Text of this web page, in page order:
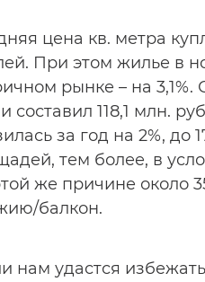
цена кв. метра
При этом жилье в
рынке – на
и составил 118,1 млн.
за год на 2%, до
тем более, в
же причине около
балкон.
нам удастся